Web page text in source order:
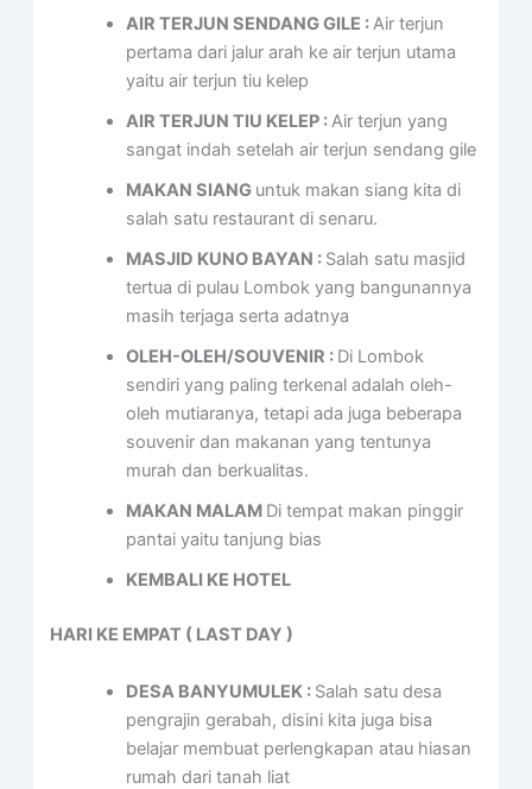
AIR TERJUN SENDANG GILE :Air terjun
pertama dari jalur arah ke air terjun utama
yaitu air terjun tiu kelep
AIR TERJUN TIU KELEP :Air terjun yang
sangat indah setelah air terjun sendang gile
MAKAN SIANG untuk makan siang kita di
salah satu restaurant di senaru.
MASJID KUNO BAYAN : Salah satu masjid
tertua di pulau Lombok yang bangunannya
masih terjaga serta adatnya
OLEH-OLEH/SOUVENIR : Di Lombok
sendiri yang paling terkenal adalah oleh-
oleh mutiaranya, tetapi ada juga beberapa
souvenir dan makanan yang tentunya
murah dan berkualitas.
MAKAN MALAM Di tempat makan pinggir
pantai yaitu tanjung bias
KEMBALI KE HOTEL
HARI KE EMPAT ( LAST DAY )
DESA BANYUMULEK : Salah satu desa
pengrajin gerabah, disini kita juga bisa
belajar membuat perlengkapan atau hiasan
rumah dari tanah liat